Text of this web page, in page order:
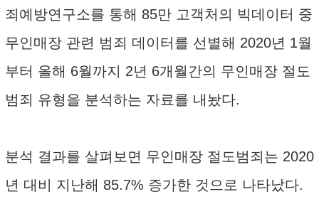
죄예방연구소를 통해 85만 고객처의 빅데이터 중
무인매장 관련 범죄 데이터를 선별해 2020년 1월
부터 올해 6월까지 2년 6개월간의 무인매장 절도
범죄 유형을 분석하는 자료를 내놨다.
분석 결과를 살펴보면 무인매장 절도범죄는 2020
년 대비 지난해 85.7% 증가한 것으로 나타났다.